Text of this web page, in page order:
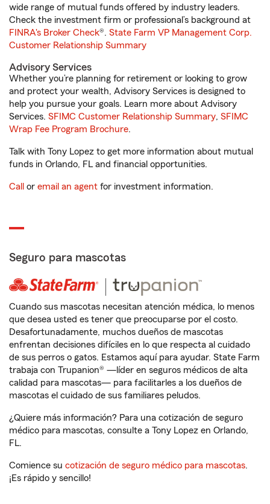
wide range of mutual funds offered by industry leaders.
Check the investment firm or professional’s background at
FINRA's Broker Check®. State Farm VP Management Corp.
Customer Relationship Summary
Advisory Services
Whether you’re planning for retirement or looking to grow
and protect your wealth, Advisory Services is designed to
help you pursue your goals. Learn more about Advisory
Services. SFIMC Customer Relationship Summary, SFIMC
Wrap Fee Program Brochure.
Talk with Tony Lopez to get more information about mutual
funds in Orlando, FL and financial opportunities.
Call or email an agent for investment information.
Seguro para mascotas
Cuando sus mascotas necesitan atención médica, lo menos
que desea usted es tener que preocuparse por el costo.
Desafortunadamente, muchos dueños de mascotas
enfrentan decisiones difíciles en lo que respecta al cuidado
de sus perros o gatos. Estamos aquí para ayudar. State Farm
trabaja con Trupanion® —líder en seguros médicos de alta
calidad para mascotas— para facilitarles a los dueños de
mascotas el cuidado de sus familiares peludos.
¿Quiere más información? Para una cotización de seguro
médico para mascotas, consulte a Tony Lopez en Orlando,
FL.
Comience su cotización de seguro médico para mascotas.
¡Es rápido y sencillo!